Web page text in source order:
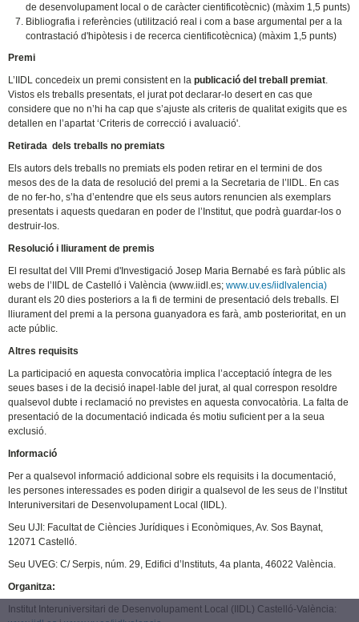
de desenvolupament local o de caràcter cientificotècnic) (màxim 1,5 punts)
Bibliografia i referències (utilització real i com a base argumental per a la
contrastació d'hipòtesis i de recerca cientificotècnica) (màxim 1,5 punts)
Premi
L’IIDL concedeix un premi consistent en lapublicació del treball premiat.
Vistos els treballs presentats, el jurat pot declarar-lo desert en cas que
considere que no n’hi ha cap que s’ajuste als criteris de qualitat exigits que es
detallen en l’apartat ‘Criteris de correcció i avaluació'.
Retirada dels treballs no premiats
Els autors dels treballs no premiats els poden retirar en el termini de dos
mesos des de la data de resolució del premi a la Secretaria de l’llDL. En cas
de no fer-ho, s’ha d’entendre que els seus autors renuncien als exemplars
presentats i aquests quedaran en poder de l’Institut, que podrà guardar-los o
destruir-los.
Resolució i lliurament de premis
El resultat del VIII Premi d'Investigació Josep Maria Bernabé es farà públic als
webs de l’IIDL de Castelló i València (www.iidl.es;www.uv.es/iidlvalencia)
durant els 20 dies posteriors a la fi de termini de presentació dels treballs. El
lliurament del premi a la persona guanyadora es farà, amb posterioritat, en un
acte públic.
Altres requisits
La participació en aquesta convocatòria implica l’acceptació íntegra de les
seues bases i de la decisió inapel·lable del jurat, al qual correspon resoldre
qualsevol dubte i reclamació no previstes en aquesta convocatòria. La falta de
presentació de la documentació indicada és motiu suficient per a la seua
exclusió.
Informació
Per a qualsevol informació addicional sobre els requisits i la documentació,
les persones interessades es poden dirigir a qualsevol de les seus de l’Institut
Interuniversitari de Desenvolupament Local (IIDL).
Seu UJI: Facultat de Ciències Jurídiques i Econòmiques, Av. Sos Baynat,
12071 Castelló.
Seu UVEG: C/ Serpis, núm. 29, Edifici d’lnstituts, 4a planta, 46022 València.
Organitza:
Institut Interuniversitari de Desenvolupament Local (IIDL) Castelló-València: